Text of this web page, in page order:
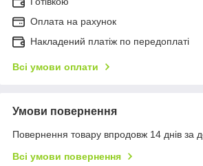
Оплата на рахунок
Накладений платіж по передоплаті
Всі умови оплати
Умови повернення
Повернення товару впродовж 14 днів за
Всі умови повернення